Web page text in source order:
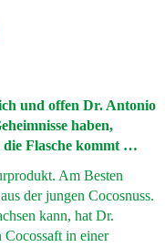
und offen Dr. Antonio
haben,
die Flasche kommt …
Am Besten
der jungen Cocosnuss.
kann, hat Dr.
in einer